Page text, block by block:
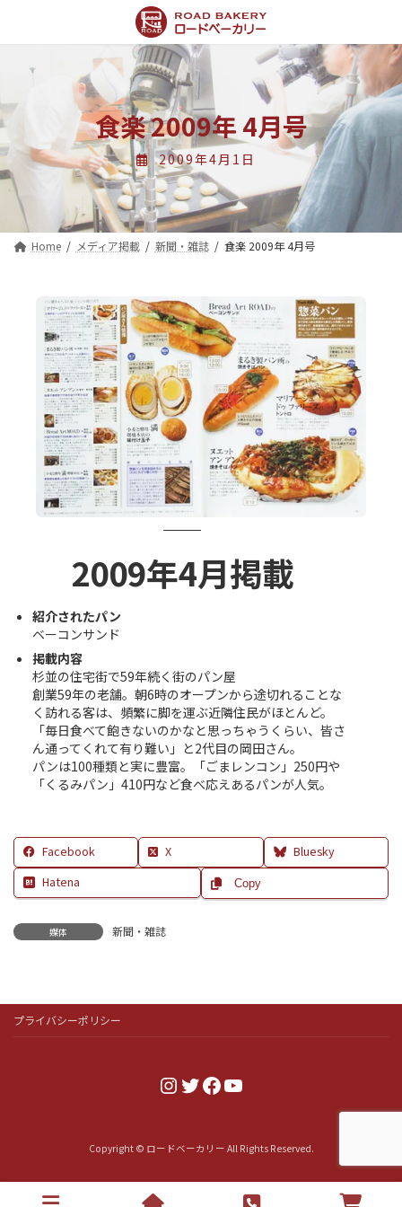
へ
ス
キ
ッ
プ
ョ
ン
に
移
動
食楽 2009年 4月号
2009年4月1日
Home メディア掲載 新聞・雑誌 食楽 2009年 4月号
2009年4月掲載
紹介されたパン
ベーコンサンド
掲載内容
杉並の住宅街で59年続く街のパン屋
創業59年の老舗。朝6時のオープンから途切れることな
く訪れる客は、頻繁に脚を運ぶ近隣住民がほとんど。
「毎日食べて飽きないのかなと思っちゃうくらい、皆さ
ん通ってくれて有り難い」と2代目の岡田さん。
パンは100種類と実に豊富。「ごまレンコン」250円や
「くるみパン」410円など食べ応えあるパンが人気。
Facebook X
Bluesky
Hatena
Copy
媒体 新聞・雑誌
プライバシーポリシー
Instagram
Twitter
Facebook
YouTube
Copyright © ロードベーカリー All Rights Reserved.